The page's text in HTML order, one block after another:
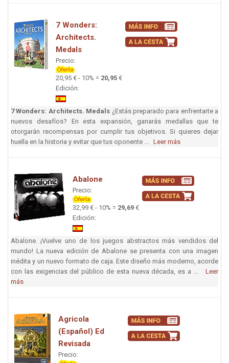
7 Wonders:
Architects.
Medals
Precio:
20,95 € - 10% = 20,95 €
Edición:
7 Wonders: Architects. Medals ¿Estás preparado para enfrentarte a
nuevos desafíos? En esta expansión, ganarás medallas que te
otorgarán recompensas por cumplir tus objetivos. Si quieres dejar
huella en la historia y evitar que tus oponente ... Leer más
Abalone
Precio:
32,99 € - 10% = 29,69 €
Edición:
Abalone. ¡Vuelve uno de los juegos abstractos más vendidos del
mundo! La nueva edición de Abalone se presenta con una imagen
inédita y un nuevo formato de caja. Este diseño más moderno, acorde
con las exigencias del público de esta nueva década, es a ... Leer
más
Agricola
(Español) Ed
Revisada
Precio: